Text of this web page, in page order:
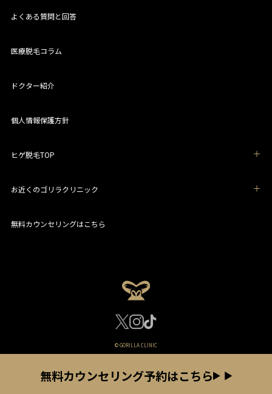
よくある質問と回答
医療脱毛コラム
ドクター紹介
個人情報保護方針
ヒゲ脱毛TOP
お近くのゴリラクリニック
無料カウンセリングはこちら
© GORILLA CLINIC
無料カウンセリング予約はこちら